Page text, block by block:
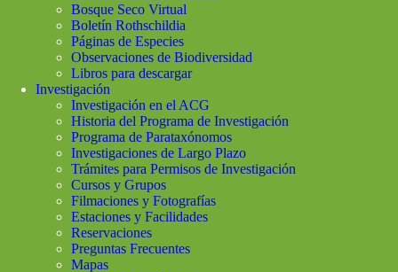
Bosque Seco Virtual
Boletín Rothschildia
Páginas de Especies
Observaciones de Biodiversidad
Libros para descargar
Investigación
Investigación en el ACG
Historia del Programa de Investigación
Programa de Parataxónomos
Investigaciones de Largo Plazo
Trámites para Permisos de Investigación
Cursos y Grupos
Filmaciones y Fotografías
Estaciones y Facilidades
Reservaciones
Preguntas Frecuentes
Mapas